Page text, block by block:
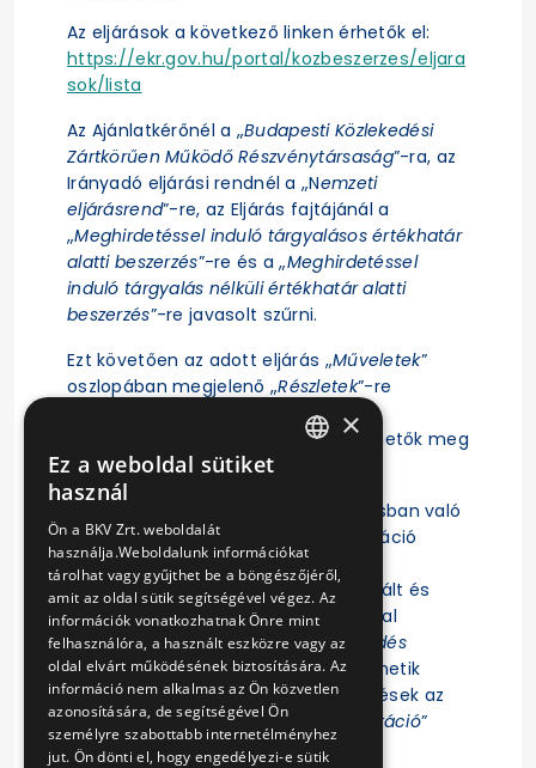
Az eljárások a következő linken érhetők el:
https://ekr.gov.hu/portal/kozbeszerzes/eljara
sok/lista
Az Ajánlatkérőnél a „Budapesti Közlekedési
Zártkörűen Működő Részvénytársaság”-ra, az
Irányadó eljárási rendnél a „Nemzeti
eljárásrend”-re, az Eljárás fajtájánál a
„Meghirdetéssel induló tárgyalásos értékhatár
alatti beszerzés”-re és a „Meghirdetéssel
induló tárgyalás nélküli értékhatár alatti
beszerzés”-re javasolt szűrni.
Ezt követően az adott eljárás „Műveletek”
oszlopában megjelenő „Részletek”-re
kattintás után érhető el az eljárás
ajánlattételi felhívása, illetve tekinthetők meg
az eljárásra vonatkozó főbb adatok.
Felhívjuk a figyelmet, hogy az eljárásban való
részvételhez az EKR-be való regisztráció
szükséges! Az eljárás további
dokumentumait az EKR-ben regisztrált és
ajánlat összeállítására jogosultsággal
rendelkező Felhasználók az „Érdeklődés
jelzése” funkció indítása után tekinthetik
meg. Az eljárással kapcsolatos kérdések az
EKR-ben erre létrehozott „
Kommunikáció”
felületen tehetők fel.
×
Ez a weboldal sütiket
használ
Ön a BKV Zrt. weboldalát
használja.Weboldalunk információkat
tárolhat vagy gyűjthet be a böngészőjéről,
amit az oldal sütik segítségével végez. Az
információk vonatkozhatnak Önre mint
felhasználóra, a használt eszközre vagy az
oldal elvárt működésének biztosítására. Az
információ nem alkalmas az Ön közvetlen
azonosítására, de segítségével Ön
személyre szabottabb internetélményhez
jut. Ön dönti el, hogy engedélyezi-e sütik